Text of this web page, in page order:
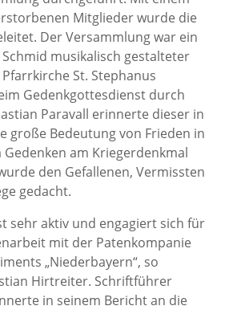
Mitglieder wurde die
Der Versammlung war ein
musikalisch gestalteter
St. Stephanus
Gedenkgottesdienst durch
Paravall erinnerte dieser in
große Bedeutung von Frieden in
am Kriegerdenkmal
den Gefallenen, Vermissten
gedacht.
sehr aktiv und engagiert sich für
mit der Patenkompanie
„Niederbayern“, so
Hirtreiter. Schriftführer
in seinem Bericht an die